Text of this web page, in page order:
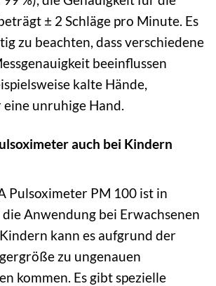
± 2 Schläge pro Minute. Es
zu beachten, dass verschiedene
beeinflussen
kalte Hände,
unruhige Hand.
auch bei Kindern
Pulsoximeter PM 100 ist in
Anwendung bei Erwachsenen
kann es aufgrund der
zu ungenauen
kommen. Es gibt spezielle